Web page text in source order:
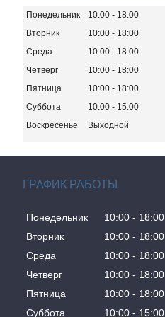
Понедельник 10:00
18:00
Вторник
10:00
18:00
Среда
10:00
18:00
Четверг
10:00
18:00
Пятница
10:00
18:00
Суббота
10:00
15:00
Воскресенье
Выходной
ГРАФИК РАБОТЫ
Понедельник 10:00
18:00
Вторник
10:00
18:00
Среда
10:00
18:00
Четверг
10:00
18:00
Пятница
10:00
18:00
Суббота
10:00 15:00